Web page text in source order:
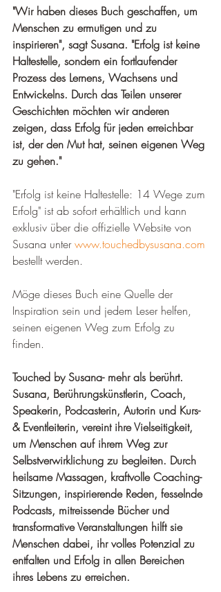
"Wir haben dieses Buch geschaffen, um
Menschen zu ermutigen und zu
inspirieren", sagt Susana. "Erfolg ist keine
Haltestelle, sondern ein fortlaufender
Prozess des Lernens, Wachsens und
Entwickelns. Durch das Teilen unserer
Geschichten möchten wir anderen
zeigen, dass Erfolg für jeden erreichbar
ist, der den Mut hat, seinen eigenen Weg
zu gehen."
"Erfolg ist keine Haltestelle: 14 Wege zum
Erfolg" ist ab sofort erhältlich und kann
exklusiv über die offizielle Website von
Susana unter www.touchedbysusana.com
bestellt werden.
Möge dieses Buch eine Quelle der
Inspiration sein und jedem Leser helfen,
seinen eigenen Weg zum Erfolg zu
finden.
Touched by Susana- mehr als berührt.
Susana, Berührungskünstlerin, Coach,
Speakerin, Podcasterin, Autorin und Kurs-
& Eventleiterin, vereint ihre Vielseitigkeit,
um Menschen auf ihrem Weg zur
Selbstverwirklichung zu begleiten. Durch
heilsame Massagen, kraftvolle Coaching-
Sitzungen, inspirierende Reden, fesselnde
Podcasts, mitreissende Bücher und
transformative Veranstaltungen hilft sie
Menschen dabei, ihr volles Potenzial zu
entfalten und Erfolg in allen Bereichen
ihres Lebens zu erreichen.